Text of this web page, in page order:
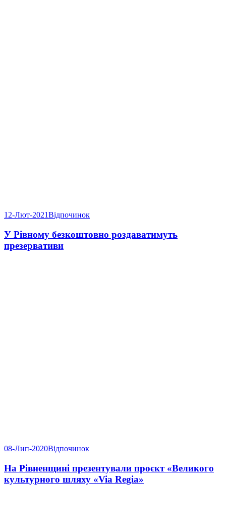
12-Лют-2021Відпочинок
У Рівному безкоштовно роздаватимуть
презервативи
08-Лип-2020Відпочинок
На Рівненщині презентували проєкт «Великого
культурного шляху «Via Regia»